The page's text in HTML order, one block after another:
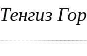
Тенгиз